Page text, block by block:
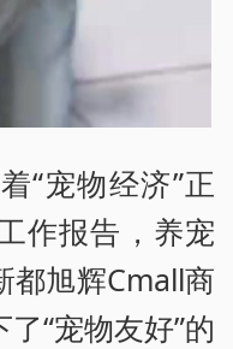
“宠物经济”正
作报告，养宠
都旭辉Cmall商
“宠物友好”的